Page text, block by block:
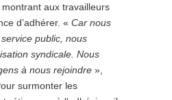
aux travailleurs
d’adhérer. « Car nous
public, nous
syndicale. Nous
à nous rejoindre »,
surmonter les